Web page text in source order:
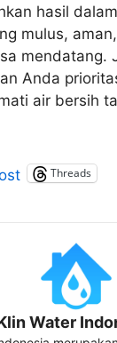
hasil
mulus,
mendatang.
Anda
air bersih
Threads
Water